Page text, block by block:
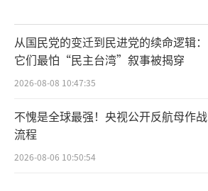
从国民党的变迁到民进党的续命逻辑：
它们最怕“民主台湾”叙事被揭穿
2026-08-08 10:47:35
不愧是全球最强！央视公开反航母作战
流程
2026-08-06 10:50:54